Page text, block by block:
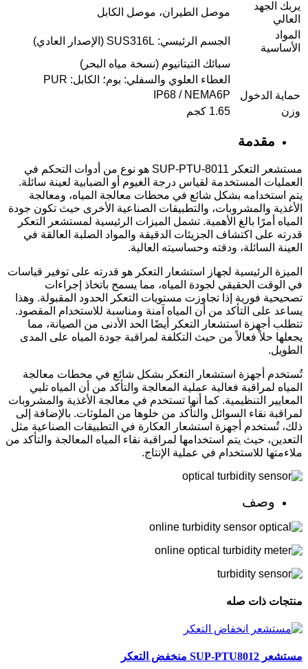
يربك الجهد
العالي
موصل الطيران، موصل الكابل
المواد
الأساسية
الجسم الرئيسي: SUS316L (الإصدار العادي)
سبائك التيتانيوم (نسخة مياه البحر)
الغطاء العلوي والسفلي: بوم؛ الكابل: PUR
حماية الدخول
IP68 / NEMA6P
وزن
1.65 كجم
مقدمة
مستشعر التعكر SUP-PTU-8011 هو نوع من أدوات التحكم في
العمليات المستخدمة لقياس درجة الغيوم أو الضبابية لعينة سائلة.
يتم استخدامه بشكل شائع في محطات معالجة المياه، ومعالجة
الأغذية والمشروبات، والتطبيقات الصناعية الأخرى حيث تكون جودة
المياه أمرًا بالغ الأهمية. تشمل الميزات الرئيسية لمستشعر التعكر
قدرته على اكتشاف الجزيئات الدقيقة والمواد الصلبة العالقة في
العينة السائلة، ودقته وحساسيته العالية.
الميزة الرئيسية لجهاز استشعار التعكر هو قدرته على توفير قياسات
في الوقت الحقيقي لجودة المياه، مما يسمح باتخاذ إجراءات
تصحيحية فورية إذا تجاوزت مستويات التعكر الحدود المقبولة. وهذا
يساعد على التأكد من أن المياه آمنة ومناسبة للاستخدام المقصود.
تتطلب أجهزة استشعار التعكر أيضًا الحد الأدنى من الصيانة، مما
يجعلها حلاً فعالاً من حيث التكلفة لمراقبة جودة المياه على المدى
الطويل.
تُستخدم أجهزة استشعار التعكر بشكل شائع في محطات معالجة
المياه لمراقبة فعالية عملية المعالجة والتأكد من أن المياه تلبي
المعايير التنظيمية. كما أنها تستخدم في معالجة الأغذية والمشروبات
لمراقبة نقاء السوائل والتأكد من خلوها من الملوثات. بالإضافة إلى
ذلك، تُستخدم أجهزة استشعار العكارة في التطبيقات الصناعية مثل
التعدين، حيث يتم استخدامها لمراقبة نقاء المياه المعالجة والتأكد من
ملاءمتها للاستخدام في عملية الإنتاج.
وصف
منتجات ذات صله
مستشعر SUP-PTU8012 منخفض التعكر